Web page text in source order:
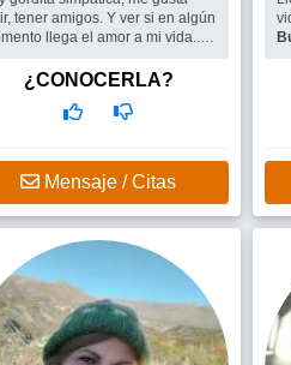
tener amigos. Y ver si en algún
llega el amor a mi vida...
as y el amor
¿CONOCERLA?
Mensaje / Citas